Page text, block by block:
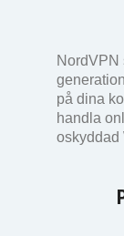
NordVPN
på dina
handla
oskyddad